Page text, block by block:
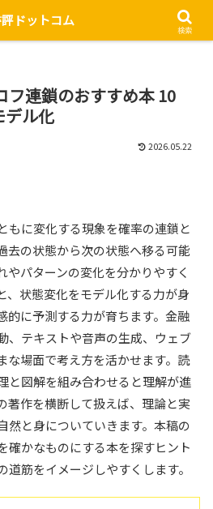
フ連鎖のおすすめ本 10
デル化
2026.05.22
もに変化する現象を確率の連鎖と
去の状態から次の状態へ移る可能
やパターンの変化を分かりやすく
、状態変化をモデル化する力が身
的に予測する力が育ちます。金融
、テキストや音声の生成、ウェブ
な場面で考え方を活かせます。読
と図解を組み合わせると理解が進
著作を横断して扱えば、理論と実
然と身についていきます。本稿の
確かなものにする本を探すヒント
道筋をイメージしやすくします。
ドットコム
検索